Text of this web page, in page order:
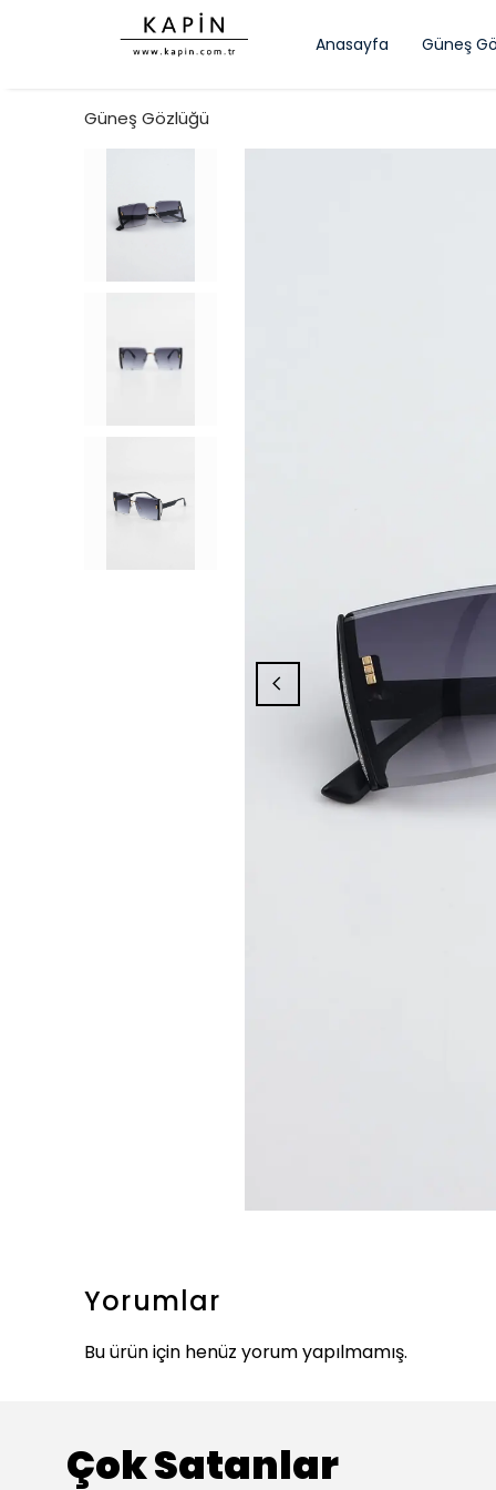
Anasayfa Güneş
Güneş Gözlüğü
Yorumlar
Bu ürün için henüz yorum yapılmamış.
Çok Satanlar